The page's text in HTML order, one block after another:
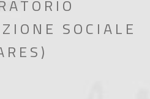
SOCIALE